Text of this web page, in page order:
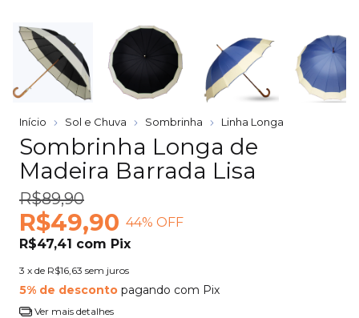
Início Sol e Chuva Sombrinha Linha Longa
Sombrinha Longa de
Madeira Barrada Lisa
R$89,90
R$49,90 44% OFF
R$47,41 com Pix
3 x de R$16,63 sem juros
5% de desconto pagando com Pix
Ver mais detalhes